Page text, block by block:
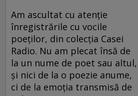
Am ascultat cu atenție
înregistrările cu vocile
poeților, din colecția Casei
Radio. Nu am plecat însă de
la un nume de poet sau altul,
și nici de la o poezie anume,
ci de la emoția transmisă de